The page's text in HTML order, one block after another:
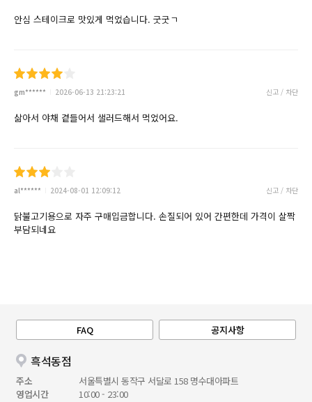
안심 스테이크로 맛있게 먹었습니다. 굿굿ㄱ
gm****** 2026-06-13 21:23:21 신고 / 차단
삶아서 야채 곁들어서 샐러드해서 먹었어요.
al****** 2024-08-01 12:09:12 신고 / 차단
닭불고기용으로 자주 구매입금합니다. 손질되어 있어 간편한데 가격이 살짝
부담되네요
FAQ 공지사항
흑석동점
주소
서울특별시 동작구 서달로 158 명수대아파트
영업시간
10:00 - 23:00